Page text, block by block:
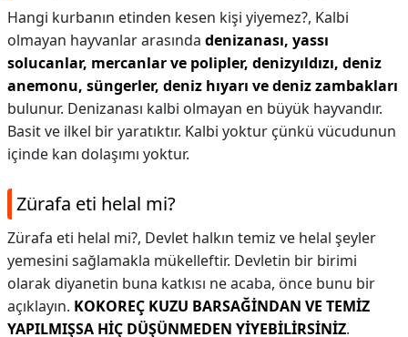
Hangi kurbanın etinden kesen kişi yiyemez?, Kalbi
olmayan hayvanlar arasında denizanası, yassı
solucanlar, mercanlar ve polipler, denizyıldızı, deniz
anemonu, süngerler, deniz hıyarı ve deniz zambakları
bulunur. Denizanası kalbi olmayan en büyük hayvandır.
Basit ve ilkel bir yaratıktır. Kalbi yoktur çünkü vücudunun
içinde kan dolaşımı yoktur.
Zürafa eti helal mi?
Zürafa eti helal mi?, Devlet halkın temiz ve helal şeyler
yemesini sağlamakla mükelleftir. Devletin bir birimi
olarak diyanetin buna katkısı ne acaba, önce bunu bir
açıklayın. KOKOREÇ KUZU BARSAĞİNDAN VE TEMİZ
YAPILMIŞSA HİÇ DÜŞÜNMEDEN YİYEBİLİRSİNİZ.